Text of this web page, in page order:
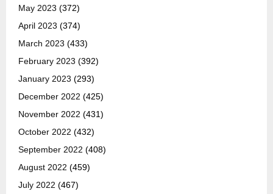
May 2023 (372)
April 2023 (374)
March 2023 (433)
February 2023 (392)
January 2023 (293)
December 2022 (425)
November 2022 (431)
October 2022 (432)
September 2022 (408)
August 2022 (459)
July 2022 (467)